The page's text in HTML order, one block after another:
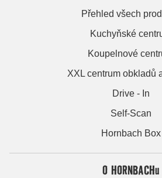
Přehled všech
Kuchyňské
Koupelnové
XXL centrum obkladů
Drive - In
Self-Scan
Hornbach Box
O HORNBACHu